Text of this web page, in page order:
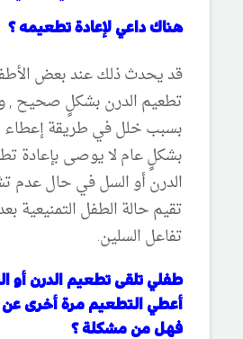
هناك داعي لإعادة تطعيمه ؟
قد يحدث ذلك عند بعض
تطعيم الدرن بشكلٍ صحيح , و
بسبب خلل في طريقة إعطاء
بشكلٍ عام لا يوصى بإعادة
الدرن أو السل في حال عدم
تقيم حالة الطفل التمنيعية
تفاعل السلين.
طفلي تلقى تطعيم الدرن أو
أعطي التطعيم مرة أخرى
فهل من مشكلة ؟